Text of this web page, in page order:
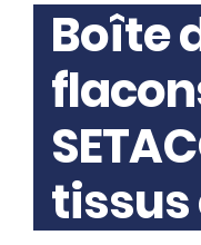
Boîte